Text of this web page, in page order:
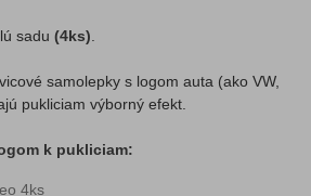
sadu (4ks)
samolepky s logom auta (ako VW,
pukliciam výborný efekt.
k pukliciam:
4ks